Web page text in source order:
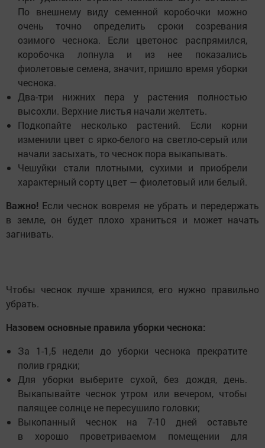
По внешнему виду семенной коробочки можно
очень точно определить сроки созревания
озимого чеснока. Если цветонос распрямился,
коробочка лопнула и из нее показались
фиолетовые семена, значит, пришло время уборки
чеснока.
Два-три нижних пера у растения полностью
высохли. Верхние листья начали желтеть.
Подкопайте несколько растений. Если корни
изменили цвет с ярко-белого на светло-серый или
начали засыхать, то чеснок пора выкапывать.
Чешуйки стали плотными, сухими и приобрели
характерный сорту цвет — фиолетовый или белый.
Важно! Если чеснок вовремя не убрать и передержать
в земле, он будет плохо храниться и может начать
загнивать.
Чтобы чеснок лучше хранился, его нужно правильно
убрать.
Назовем основные правила уборки чеснока:
За 1-1,5 недели до уборки чеснока прекратите
полив грядки;
Для уборки выберите сухой, без дождя, день.
Выкапывайте чеснок утром или вечером, чтобы
палящее солнце не пересушило головки;
Выкопанный чеснок на 7-10 дней оставьте
в хорошо проветриваемом помещении для